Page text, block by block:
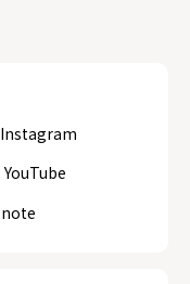
Instagram
YouTube
note